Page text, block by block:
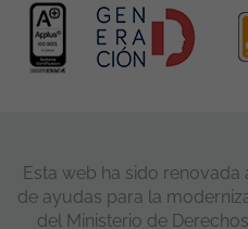
Esta web ha sido
de ayudas para la
del Ministerio de